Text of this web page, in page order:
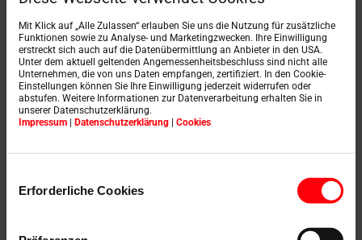
Mit Klick auf „Alle Zulassen“ erlauben Sie uns die Nutzung für zusätzliche
Funktionen sowie zu Analyse- und Marketingzwecken. Ihre Einwilligung
erstreckt sich auch auf die Datenübermittlung an Anbieter in den USA.
Unter dem aktuell geltenden Angemessenheitsbeschluss sind nicht alle
Unternehmen, die von uns Daten empfangen, zertifiziert. In den Cookie-
Einstellungen können Sie Ihre Einwilligung jederzeit widerrufen oder
abstufen. Weitere Informationen zur Datenverarbeitung erhalten Sie in
unserer Datenschutzerklärung.
Impressum | Datenschutzerklärung | Cookies
Erforderliche Cookies